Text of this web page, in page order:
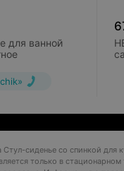
для ванной
Стул-сиденье со спинкой для
только в